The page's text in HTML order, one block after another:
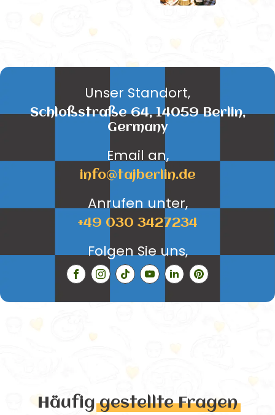
Unser Standort,
Schloßstraße 64, 14059 Berlin,
Germany
Email an,
info@tajberlin.de
Anrufen unter,
+49 030 3427234
Folgen Sie uns,
Häufiggestellte Fragen